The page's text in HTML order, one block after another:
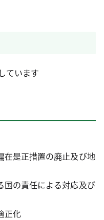
ています
在是正措置の廃止及び地
国の責任による対応及び
正化